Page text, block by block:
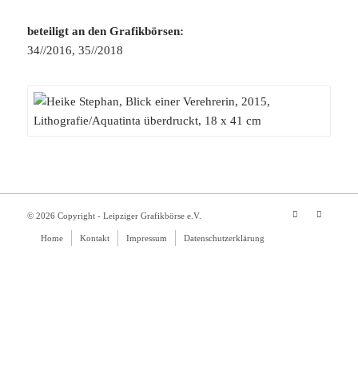
beteiligt an den Grafikbörsen:
34//2016, 35//2018
© 2026 Copyright - Leipziger Grafikbörse e.V.
Home Kontakt Impressum Datenschutzerklärung